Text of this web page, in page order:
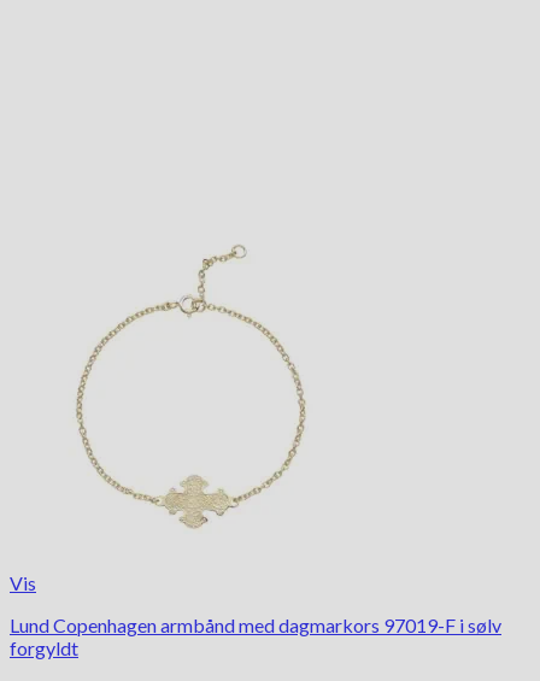
Vis
Lund Copenhagen armbånd med dagmarkors 97019-F i sølv
forgyldt